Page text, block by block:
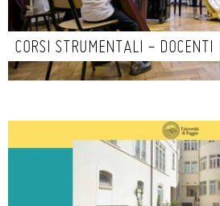
CORSI STRUMENTALI - DOCENTI